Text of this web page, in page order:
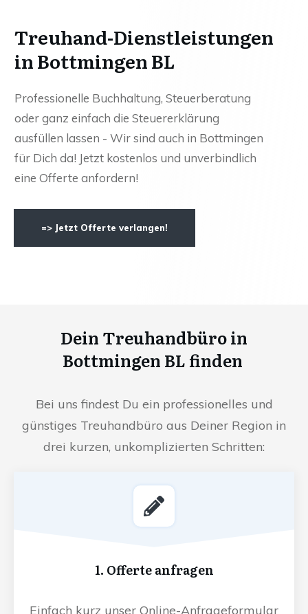
Treuhand-Dienstleistungen
in Bottmingen BL
Professionelle Buchhaltung, Steuerberatung
oder ganz einfach die Steuererklärung
ausfüllen lassen - Wir sind auch in Bottmingen
für Dich da! Jetzt kostenlos und unverbindlich
eine Offerte anfordern!
=> Jetzt Offerte verlangen!
Dein Treuhandbüro in
Bottmingen BL finden
Bei uns findest Du ein professionelles und
günstiges Treuhandbüro aus Deiner Region in
drei kurzen, unkomplizierten Schritten:
1. Offerte anfragen
Einfach kurz unser Online-Anfrageformular